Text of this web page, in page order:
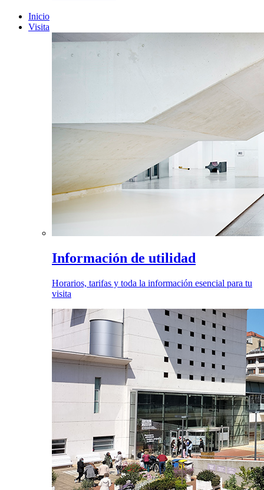
Inicio
Visita
Información de utilidad
Horarios, tarifas y toda la información esencial para tu
visita